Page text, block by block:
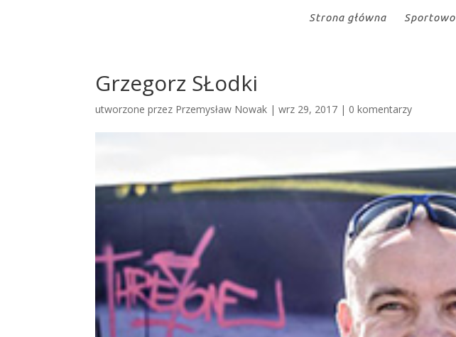
Strona główna Sportowo
Grzegorz SŁodki
utworzone przez Przemysław Nowak |wrz 29, 2017 | 0 komentarzy